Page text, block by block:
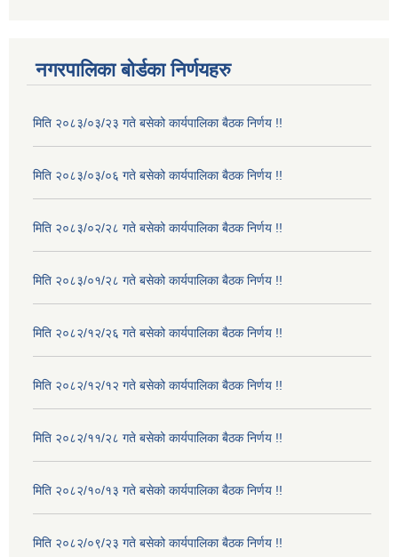
नगरपालिका बोर्डका निर्णयहरु
मिति २०८३/०३/२३ गते बसेको कार्यपालिका बैठक निर्णय !!
मिति २०८३/०३/०६ गते बसेको कार्यपालिका बैठक निर्णय !!
मिति २०८३/०२/२८ गते बसेको कार्यपालिका बैठक निर्णय !!
मिति २०८३/०१/२८ गते बसेको कार्यपालिका बैठक निर्णय !!
मिति २०८२/१२/२६ गते बसेको कार्यपालिका बैठक निर्णय !!
मिति २०८२/१२/१२ गते बसेको कार्यपालिका बैठक निर्णय !!
मिति २०८२/११/२८ गते बसेको कार्यपालिका बैठक निर्णय !!
मिति २०८२/१०/१३ गते बसेको कार्यपालिका बैठक निर्णय !!
मिति २०८२/०९/२३ गते बसेको कार्यपालिका बैठक निर्णय !!